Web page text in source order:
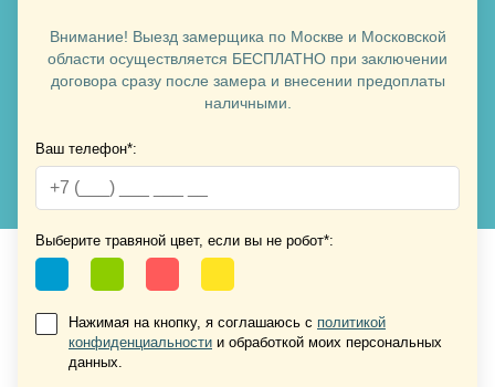
Хочу такую
Хочу такую
Внимание! Выезд замерщика по Москве и Московской
области осуществляется БЕСПЛАТНО при заключении
договора сразу после замера и внесении предоплаты
наличными.
Ваш телефон*:
Выберите травяной цвет, если вы не робот*:
Нажимая на кнопку, я соглашаюсь с политикой
конфиденциальности и обработкой моих персональных
данных.